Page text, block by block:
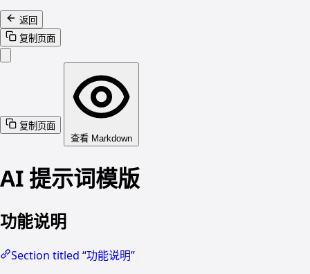
返回
复制页面
复制页面
查看 Markdown
AI 提示词模版
功能说明
Section titled “功能说明”